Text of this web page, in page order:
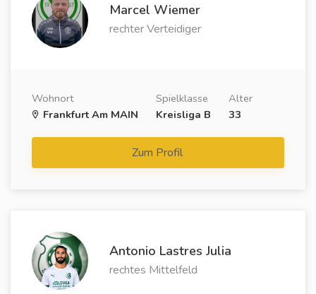
Marcel Wiemer
rechter Verteidiger
Wohnort
Frankfurt Am MAIN
Spielklasse
Kreisliga B
Alter
33
Zum Profil
Antonio Lastres Julia
rechtes Mittelfeld